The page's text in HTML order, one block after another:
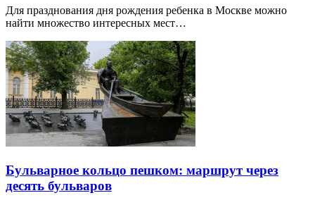
Для празднования дня рождения ребенка в Москве можно
найти множество интересных мест…
Бульварное кольцо пешком: маршрут через
десять бульваров